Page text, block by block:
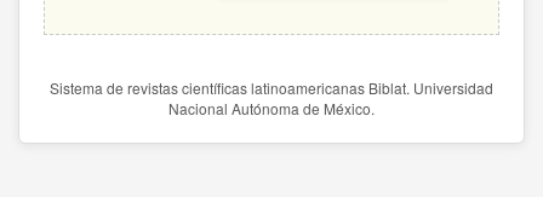
Sistema de revistas científicas latinoamericanas Biblat. Universidad
Nacional Autónoma de México.